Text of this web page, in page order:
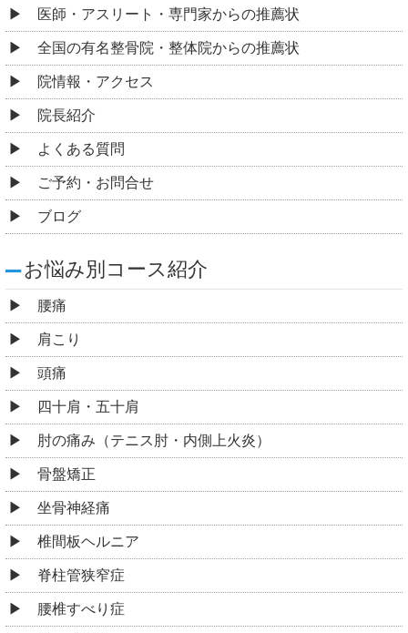
医師・アスリート・専門家からの推薦状
全国の有名整骨院・整体院からの推薦状
院情報・アクセス
院長紹介
よくある質問
ご予約・お問合せ
ブログ
お悩み別コース紹介
腰痛
肩こり
頭痛
四十肩・五十肩
肘の痛み（テニス肘・内側上火炎）
骨盤矯正
坐骨神経痛
椎間板ヘルニア
脊柱管狭窄症
腰椎すべり症